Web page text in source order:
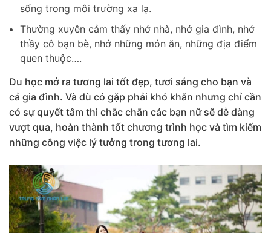
sống trong môi trường xa lạ.
Thường xuyên cảm thấy nhớ nhà, nhớ gia đình, nhớ
thầy cô bạn bè, nhớ những món ăn, những địa điểm
quen thuộc….
Du học mở ra tương lai tốt đẹp, tươi sáng cho bạn và
cả gia đình. Và dù có gặp phải khó khăn nhưng chỉ cần
có sự quyết tâm thì chắc chắn các bạn nữ sẽ dễ dàng
vượt qua, hoàn thành tốt chương trình học và tìm kiếm
những công việc lý tưởng trong tương lai.